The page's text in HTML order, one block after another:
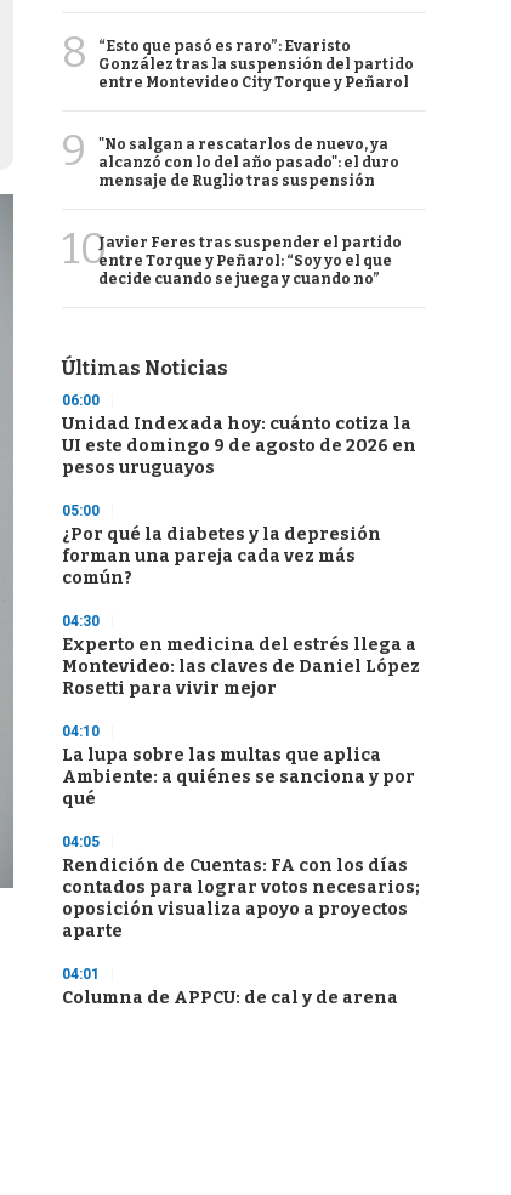
8
“Esto que pasó es raro”: Evaristo
González tras la suspensión del partido
entre Montevideo City Torque y Peñarol
9
"No salgan a rescatarlos de nuevo, ya
alcanzó con lo del año pasado": el duro
mensaje de Ruglio tras suspensión
10Javier Feres tras suspender el partido
entre Torque y Peñarol: “Soy yo el que
decide cuando se juega y cuando no”
Últimas Noticias
06:00
Unidad Indexada hoy: cuánto cotiza la
UI este domingo 9 de agosto de 2026 en
pesos uruguayos
05:00
¿Por qué la diabetes y la depresión
forman una pareja cada vez más
común?
04:30
Experto en medicina del estrés llega a
Montevideo: las claves de Daniel López
Rosetti para vivir mejor
04:10
La lupa sobre las multas que aplica
Ambiente: a quiénes se sanciona y por
qué
04:05
Rendición de Cuentas: FA con los días
contados para lograr votos necesarios;
oposición visualiza apoyo a proyectos
aparte
04:01
Columna de APPCU: de cal y de arena